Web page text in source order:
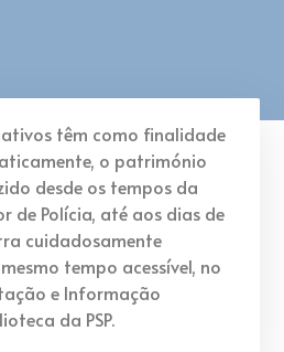
têm como finalidade
o património
desde os tempos da
de Polícia, até aos dias de
cuidadosamente
tempo acessível, no
e Informação
da PSP.